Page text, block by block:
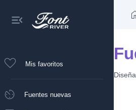
Mis favoritos
Fuentes nuevas